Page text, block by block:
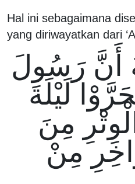
Hal ini sebagaimana
yang diriwayatkan dari
أَنَّ رَسُولَ
لَيْلَةَ
مِنَ
مِنْ